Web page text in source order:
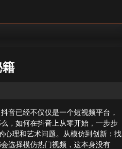
抖
么
涨
粉
音已经不仅仅是一个短视频平台，
，如何在抖音上从零开始，一步步
心理和艺术问题。从模仿到创新：找
选择模仿热门视频，这本身没有